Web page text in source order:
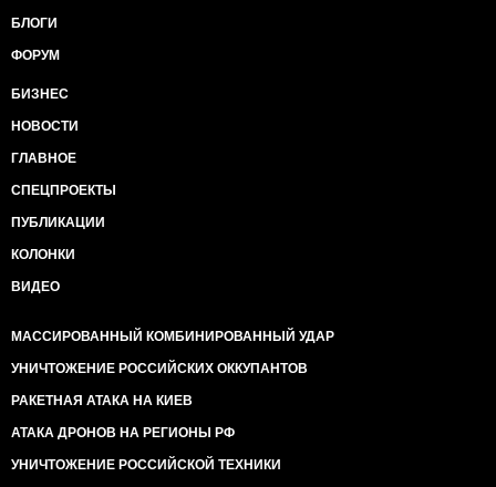
БЛОГИ
ФОРУМ
БИЗНЕС
НОВОСТИ
ГЛАВНОЕ
СПЕЦПРОЕКТЫ
ПУБЛИКАЦИИ
КОЛОНКИ
ВИДЕО
МАССИРОВАННЫЙ КОМБИНИРОВАННЫЙ УДАР
УНИЧТОЖЕНИЕ РОССИЙСКИХ ОККУПАНТОВ
РАКЕТНАЯ АТАКА НА КИЕВ
АТАКА ДРОНОВ НА РЕГИОНЫ РФ
УНИЧТОЖЕНИЕ РОССИЙСКОЙ ТЕХНИКИ